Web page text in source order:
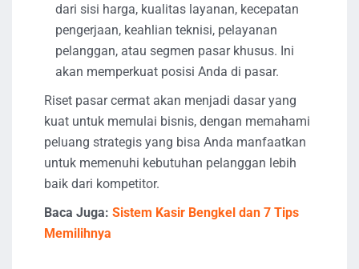
dari sisi harga, kualitas layanan, kecepatan
pengerjaan, keahlian teknisi, pelayanan
pelanggan, atau segmen pasar khusus. Ini
akan memperkuat posisi Anda di pasar.
Riset pasar cermat akan menjadi dasar yang
kuat untuk memulai bisnis, dengan memahami
peluang strategis yang bisa Anda manfaatkan
untuk memenuhi kebutuhan pelanggan lebih
baik dari kompetitor.
Baca Juga: Sistem Kasir Bengkel dan 7 Tips
Memilihnya